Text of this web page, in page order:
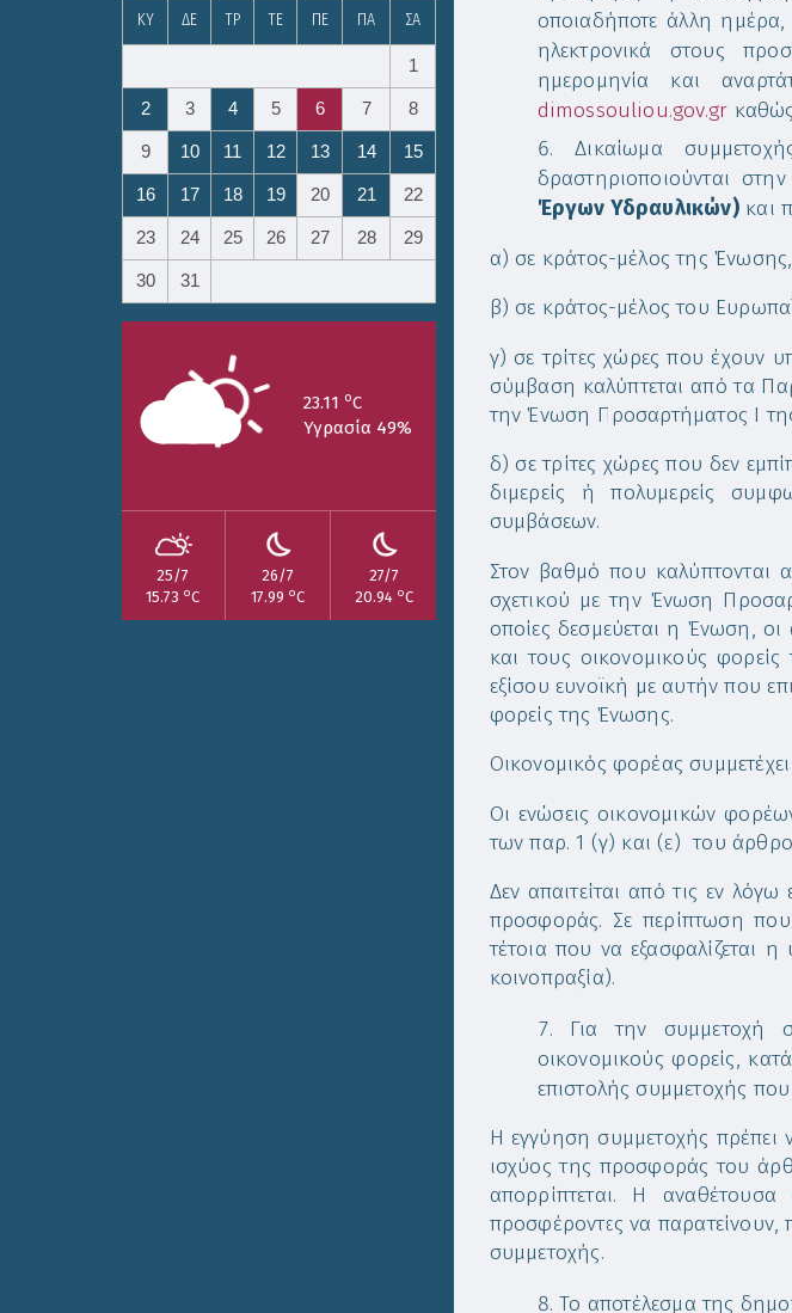
οποιαδήποτε άλλη
ηλεκτρονικά στους
ημερομηνία και
dimossouliou.gov.gr
Δικαίωμα
δραστηριοποιούνται
Έργων Υδραυλικών)και
α) σε κράτος-μέλος της Ένωσης,
β) σε κράτος-μέλος του
γ) σε τρίτες χώρες που έχουν
σύμβαση καλύπτεται από τα
την Ένωση Προσαρτήματος I
δ) σε τρίτες χώρες που δεν
διμερείς ή πολυμερείς
συμβάσεων.
Στον βαθμό που καλύπτονται
σχετικού με την Ένωση
οποίες δεσμεύεται η Ένωση,
και τους οικονομικούς
εξίσου ευνοϊκή με αυτήν που
φορείς της Ένωσης.
Οικονομικός φορέας
Οι ενώσεις οικονομικών
των παρ. 1 (γ) και (ε) του
Δεν απαιτείται από τις εν
προσφοράς. Σε περίπτωση
τέτοια που να εξασφαλίζεται
κοινοπραξία).
Για την συμμετοχή
οικονομικούς φορείς,
επιστολής συμμετοχής
Η εγγύηση συμμετοχής πρέπει
ισχύος της προσφοράς του
απορρίπτεται. Η
προσφέροντες να παρατείνουν,
συμμετοχής.
Το αποτέλεσμα της
ΚΥ ΔΕ ΤΡ ΤΕ ΠΕ ΠΑ ΣΑ
1
2 3 4 5 6 7 8
9 10 11 12 13 14 15
16 17 18 19 20 21 22
23 24 25 26 27 28 29
30 31
23.11 oC
Υγρασία 49%
25/7
15.73 oC
26/7
17.99 oC
27/7
20.94 oC